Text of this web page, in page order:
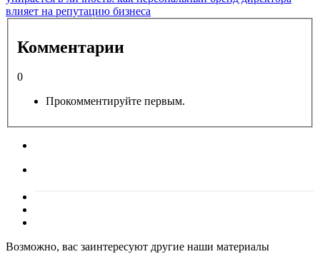
влияет на репутацию бизнеса
Комментарии
0
Прокомментируйте первым.
Возможно, вас заинтересуют другие наши материалы